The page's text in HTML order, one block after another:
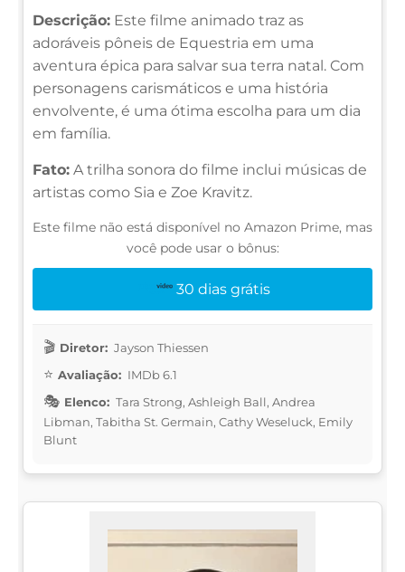
Descrição: Este filme animado traz as
adoráveis pôneis de Equestria em uma
aventura épica para salvar sua terra natal. Com
personagens carismáticos e uma história
envolvente, é uma ótima escolha para um dia
em família.
Fato: A trilha sonora do filme inclui músicas de
artistas como Sia e Zoe Kravitz.
Este filme não está disponível no Amazon Prime, mas
você pode usar o bônus:
30 dias grátis
Diretor: Jayson Thiessen
Avaliação: IMDb 6.1
Elenco: Tara Strong, Ashleigh Ball, Andrea
Libman, Tabitha St. Germain, Cathy Weseluck, Emily
Blunt